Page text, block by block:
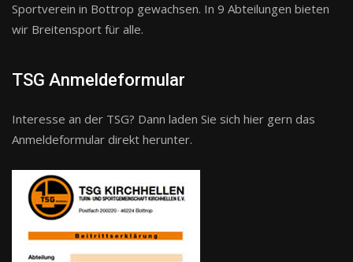
Sportverein in Bottrop gewachsen. In 9 Abteilungen bieten
wir Breitensport für alle.
TSG Anmeldeformular
Interesse an der TSG? Dann laden Sie sich hier gern das
Anmeldeformular direkt herunter.